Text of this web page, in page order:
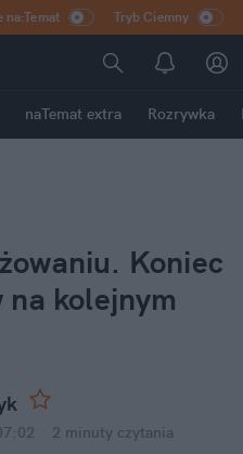
na:Temat Tryb Ciemny
naTemat extra Rozrywka
Koniec
na kolejnym
2 minuty czytania